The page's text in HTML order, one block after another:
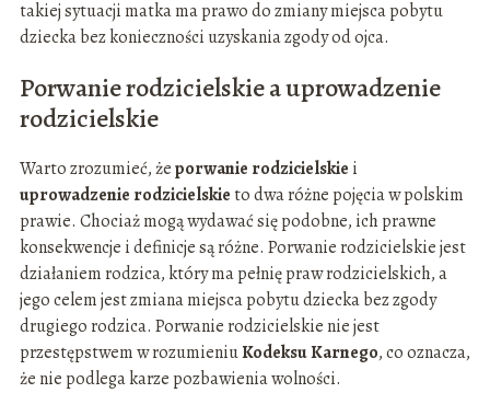
takiej sytuacji matka ma prawo do zmiany miejsca pobytu
dziecka bez konieczności uzyskania zgody od ojca.
Porwanie rodzicielskie a uprowadzenie
rodzicielskie
Warto zrozumieć, żeporwanie rodzicielskie i
uprowadzenie rodzicielskieto dwa różne pojęcia w polskim
prawie. Chociaż mogą wydawać się podobne, ich prawne
konsekwencje i definicje są różne. Porwanie rodzicielskie jest
działaniem rodzica, który ma pełnię praw rodzicielskich, a
jego celem jest zmiana miejsca pobytu dziecka bez zgody
drugiego rodzica. Porwanie rodzicielskie nie jest
przestępstwem w rozumieniuKodeksu Karnego, co oznacza,
że nie podlega karze pozbawienia wolności.